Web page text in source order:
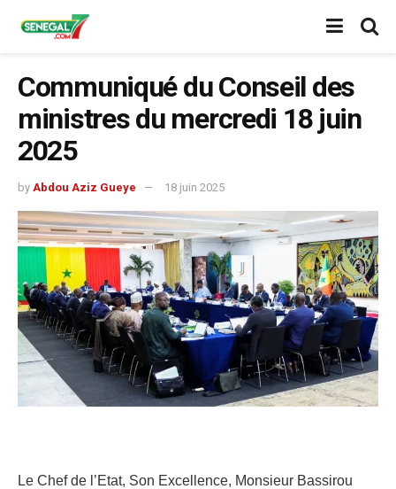
Communiqué du Conseil des
ministres du mercredi 18 juin
2025
by Abdou Aziz Gueye 18 juin 2025
Le Chef de l’Etat, Son Excellence, Monsieur Bassirou